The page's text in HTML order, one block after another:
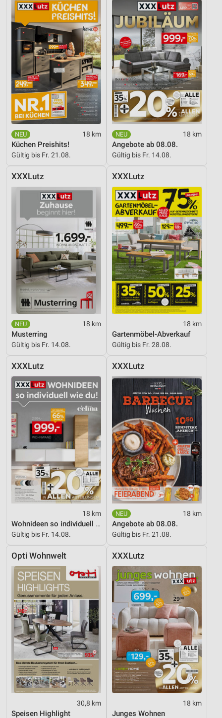
18 km
Küchen Preishits!
Gültig bis Fr. 21.08.
18 km
Angebote ab 08.08.
Gültig bis Fr. 14.08.
XXXLutz
18 km
Musterring
Gültig bis Fr. 14.08.
XXXLutz
18 km
Gartenmöbel-Abverkauf
Gültig bis Fr. 28.08.
XXXLutz
18 km
Wohnideen so individuell wie du!
Gültig bis Fr. 14.08.
XXXLutz
18 km
Angebote ab 08.08.
Gültig bis Fr. 21.08.
Opti Wohnwelt
30,8 km
Speisen Highlight
XXXLutz
18 km
Junges Wohnen